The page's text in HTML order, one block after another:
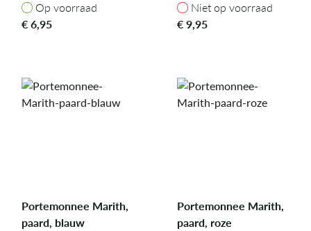
Op voorraad
Op voorraad
€6,95
Niet op voorraad
Niet op voorraad
€9,95
Portemonnee Marith,
paard, blauw
Portemonnee Marith,
paard, roze